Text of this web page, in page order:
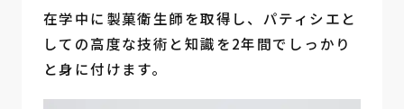
在学中に製菓衛生師を取得し、パティシエと
しての高度な技術と知識を2年間でしっかり
と身に付けます。